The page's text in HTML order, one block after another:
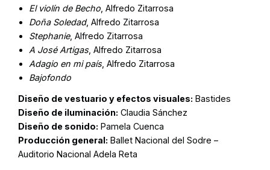
El violín de Becho , Alfredo Zitarrosa
Doña Soledad, Alfredo Zitarrosa
Stephanie, Alfredo Zitarrosa
A José Artigas, Alfredo Zitarrosa
Adagio en mi país, Alfredo Zitarrosa
Bajofondo
Diseño de vestuario y efectos visuales: Bastides
Diseño de iluminación: Claudia Sánchez
Diseño de sonido: Pamela Cuenca
Producción general: Ballet Nacional del Sodre –
Auditorio Nacional Adela Reta